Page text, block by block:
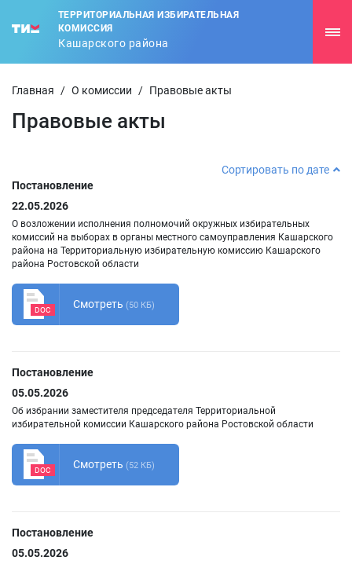
ТЕРРИТОРИАЛЬНАЯ ИЗБИРАТЕЛЬНАЯ
КОМИССИЯ
Кашарского района
Главная / О комиссии / Правовые акты
Правовые акты
Сортировать по дате
Постановление
22.05.2026
О возложении исполнения полномочий окружных избирательных
комиссий на выборах в органы местного самоуправления Кашарского
района на Территориальную избирательную комиссию Кашарского
района Ростовской области
DOC Смотреть (50 КБ)
Постановление
05.05.2026
Об избрании заместителя председателя Территориальной
избирательной комиссии Кашарского района Ростовской области
DOC Смотреть (52 КБ)
Постановление
05.05.2026